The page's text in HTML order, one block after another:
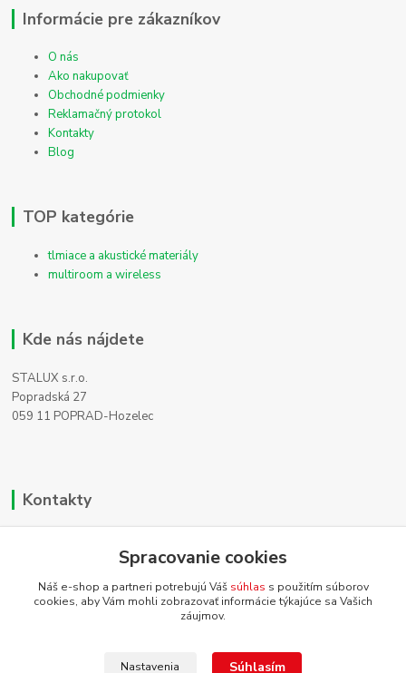
Informácie pre zákazníkov
O nás
Ako nakupovať
Obchodné podmienky
Reklamačný protokol
Kontakty
Blog
TOP kategórie
tlmiace a akustické materiály
multiroom a wireless
Kde nás nájdete
STALUX s.r.o.
Popradská 27
059 11 POPRAD-Hozelec
Kontakty
+421 911 990 200
info@homehifi.sk
Spracovanie cookies
Náš e-shop a partneri potrebujú Váš súhlas s použitím súborov
cookies, aby Vám mohli zobrazovať informácie týkajúce sa Vašich
záujmov.
Nastavenia Súhlasím